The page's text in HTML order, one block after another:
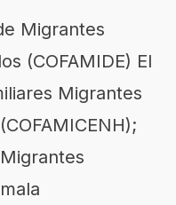
Migrantes
(COFAMIDE) El
Migrantes